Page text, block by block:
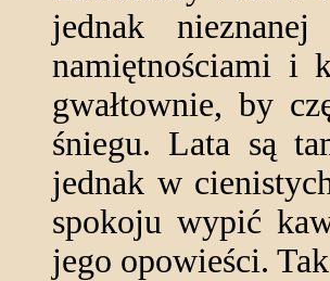
jednak
namiętnościami i
gwałtownie, by
śniegu. Lata są
jednak w
spokoju wypić
jego opowieści.